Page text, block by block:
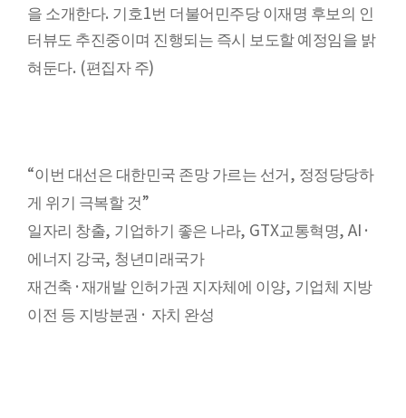
을 소개한다. 기호1번 더불어민주당 이재명 후보의 인
터뷰도 추진중이며 진행되는 즉시 보도할 예정임을 밝
혀둔다. (편집자 주)
“이번 대선은 대한민국 존망 가르는 선거 , 정정당당하
게 위기 극복할 것”
일자리 창출, 기업하기 좋은 나라, GTX교통혁명, AI·
에너지 강국, 청년미래국가
재건축 · 재개발 인허가권 지자체에 이양, 기업체 지방
이전 등 지방분권 · 자치 완성